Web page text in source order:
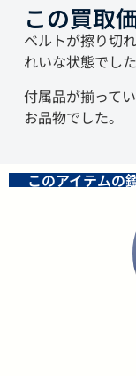
この買取
ベルトが擦り切
れいな状態でした
付属品が揃って
お品物でした。
このアイテムの